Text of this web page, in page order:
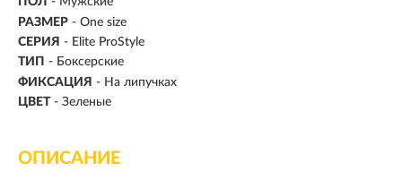
РАЗМЕР - One size
СЕРИЯ - Elite ProStyle
ТИП - Боксерские
ФИКСАЦИЯ - На липучках
ЦВЕТ - Зеленые
ОПИСАНИЕ